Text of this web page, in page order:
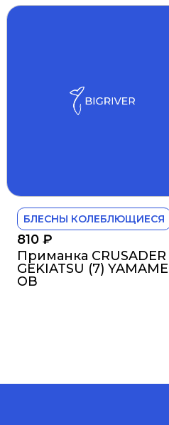
БЛЕСНЫ КОЛЕБЛЮЩИЕСЯ
810 ₽
Приманка CRUSADER
GEKIATSU (7) YAMAME
OB